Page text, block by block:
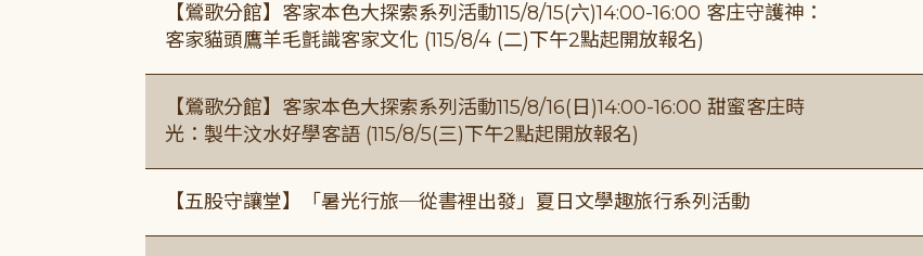
【鶯歌分館】客家本色大探索系列活動115/8/15(六)14:00-16:00 客庄守護神：
客家貓頭鷹羊毛氈識客家文化 (115/8/4 (二)下午2點起開放報名)
【鶯歌分館】客家本色大探索系列活動115/8/16(日)14:00-16:00 甜蜜客庄時
光：製牛汶水好學客語 (115/8/5(三)下午2點起開放報名)
【五股守讓堂】「暑光行旅─從書裡出發」夏日文學趣旅行系列活動